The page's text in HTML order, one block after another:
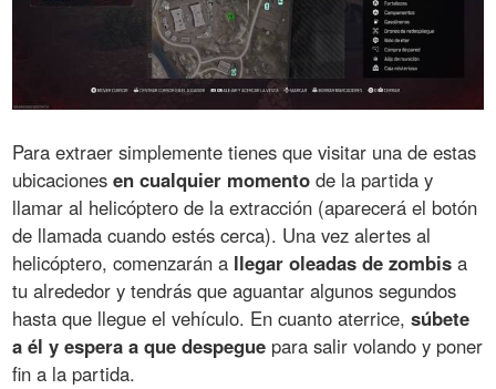
Para extraer simplemente tienes que visitar una de estas
ubicacionesen cualquier momento de la partida y
llamar al helicóptero de la extracción (aparecerá el botón
de llamada cuando estés cerca). Una vez alertes al
helicóptero, comenzarán a llegar oleadas de zombis a
tu alrededor y tendrás que aguantar algunos segundos
hasta que llegue el vehículo. En cuanto aterrice,súbete
a él y espera a que despegue para salir volando y poner
fin a la partida.